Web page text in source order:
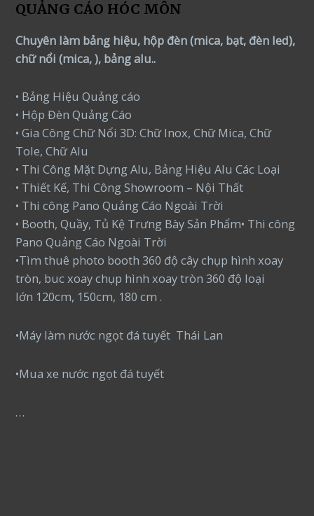
QUẢNG CÁO HÓC MÔN
Chuyên làm bảng hiệu, hộp đèn (mica, bạt, đèn led),
chữ nổi (mica, ), bảng alu..
• Bảng Hiệu Quảng cáo
• Hộp Đèn Quảng Cáo
• Gia Công Chữ Nổi 3D: Chữ Inox, Chữ Mica, Chữ
Tole, Chữ Alu
• Thi Công Mặt Dựng Alu, Bảng Hiệu Alu Các Loại
• Thiết Kế, Thi Công Showroom – Nội Thất
• Thi công Pano Quảng Cáo Ngoài Trời
• Booth, Quầy, Tủ Kệ Trưng Bày Sản Phẩm• Thi công
Pano Quảng Cáo Ngoài Trời
•Tìm thuê photo booth 360 độ cây chụp hình xoay
tròn, buc xoay chụp hình xoay tròn 360 độ loại
lớn 120cm, 150cm, 180 cm .
•Máy làm nước ngọt đá tuyết Thái Lan
•Mua xe nước ngọt đá tuyết
…